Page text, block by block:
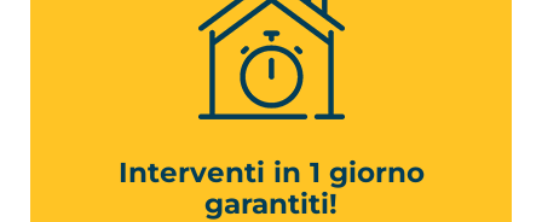
Interventi in 1 giorno
garantiti!